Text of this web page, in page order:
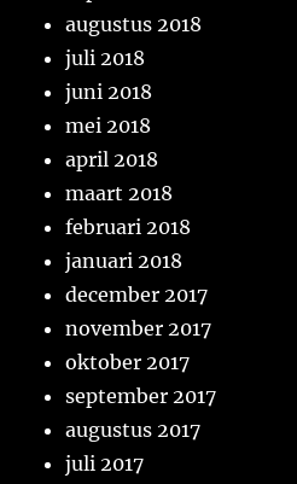
augustus 2018
juli 2018
juni 2018
mei 2018
april 2018
maart 2018
februari 2018
januari 2018
december 2017
november 2017
oktober 2017
september 2017
augustus 2017
juli 2017